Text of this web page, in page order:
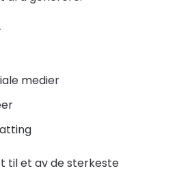
medier
til et av de sterkeste